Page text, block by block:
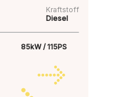
Kraftstoff
Diesel
85kW / 115PS